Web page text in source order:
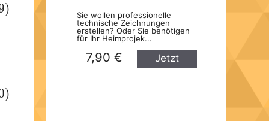
Sie wollen professionelle
technische Zeichnungen
erstellen? Oder Sie benötigen
für Ihr Heimprojek...
7,90 €
Jetzt